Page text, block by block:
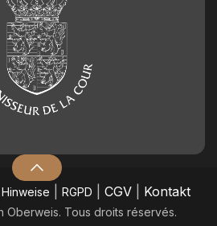
RGPD CGV| Kontakt
Oberweis. Tous droits réservés.